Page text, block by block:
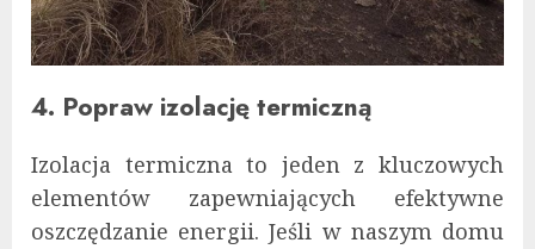
4. Popraw izolację termiczną
Izolacja termiczna to jeden z kluczowych
elementów zapewniających efektywne
oszczędzanie energii. Jeśli w naszym domu